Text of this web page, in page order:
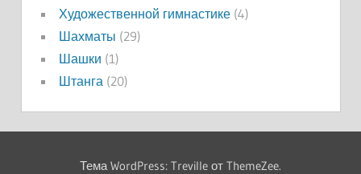
Художественной гимнастике(4)
Шахматы (29)
Шашки (1)
Штанга (20)
Тема WordPress: Treville от ThemeZee.